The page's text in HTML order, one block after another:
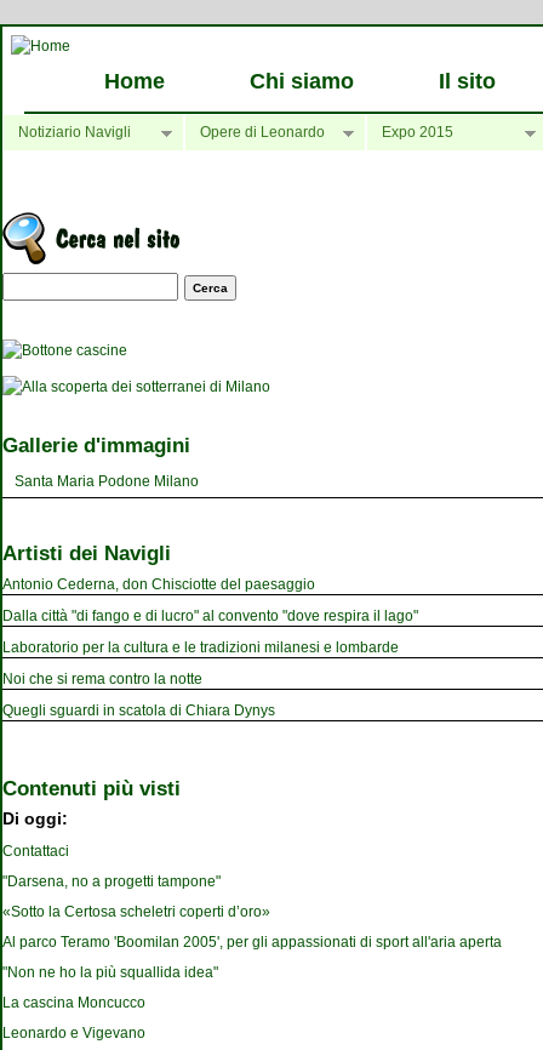
Home Chi siamo Il sito
Notiziario Navigli Opere di Leonardo Expo 2015
Maschera di ricerca
Gallerie d'immagini
Santa Maria Podone Milano
Artisti dei Navigli
Antonio Cederna, don Chisciotte del paesaggio
Dalla città "di fango e di lucro" al convento "dove respira il lago"
Laboratorio per la cultura e le tradizioni milanesi e lombarde
Noi che si rema contro la notte
Quegli sguardi in scatola di Chiara Dynys
Contenuti più visti
Di oggi:
Contattaci
"Darsena, no a progetti tampone"
«Sotto la Certosa scheletri coperti d’oro»
Al parco Teramo 'Boomilan 2005', per gli appassionati di sport all'aria aperta
"Non ne ho la più squallida idea"
La cascina Moncucco
Leonardo e Vigevano